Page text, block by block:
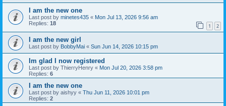
I am the new one
Last post by minetes435 « Mon Jul 13, 2026 9:56 am
Replies: 18 1 2
I am the new girl
Last post by BobbyMai « Sun Jun 14, 2026 10:15 pm
Im glad I now registered
Last post by ThierryHenry « Mon Jul 20, 2026 3:58 pm
Replies: 6
I am the new one
Last post by aishyy « Thu Jun 11, 2026 10:01 pm
Replies: 2